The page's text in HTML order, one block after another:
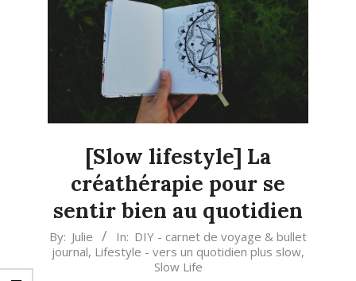
[Slow lifestyle] La
créathérapie pour se
sentir bien au quotidien
2023-
01-
By: Julie In: DIY - carnet de voyage & bullet
journal, Lifestyle - vers un quotidien plus slow,
Slow Life